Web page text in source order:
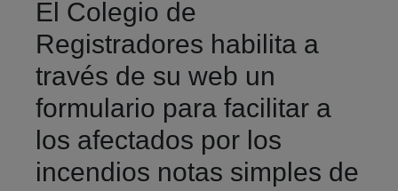
El Colegio de
Registradores habilita a
través de su web un
formulario para facilitar a
los afectados por los
incendios notas simples de